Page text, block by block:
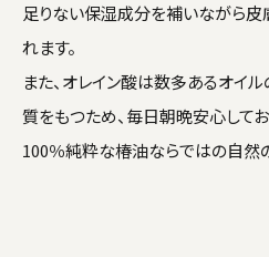
足りない保湿成分を補いながら皮
れます。
また、オレイン酸は数多あるオイ
質をもつため、毎日朝晩安心して
100％純粋な椿油ならではの自然